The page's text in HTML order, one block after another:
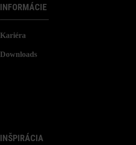
INFORMÁCIE
Kariéra
Downloads
INŠPIRÁCIA